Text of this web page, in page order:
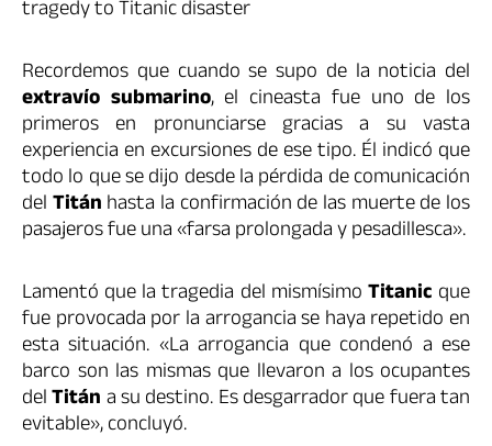
Recordemos que cuando se supo de la noticia del
extravío submarino, el cineasta fue uno de los
primeros en pronunciarse gracias a su vasta
experiencia en excursiones de ese tipo. Él indicó que
todo lo que se dijo desde la pérdida de comunicación
delTitánhasta la confirmación de las muerte de los
pasajeros fue una «farsa prolongada y pesadillesca».
Lamentó que la tragedia del mismísimoTitanic que
fue provocada por la arrogancia se haya repetido en
esta situación. «La arrogancia que condenó a ese
barco son las mismas que llevaron a los ocupantes
delTitána su destino. Es desgarrador que fuera tan
evitable», concluyó.